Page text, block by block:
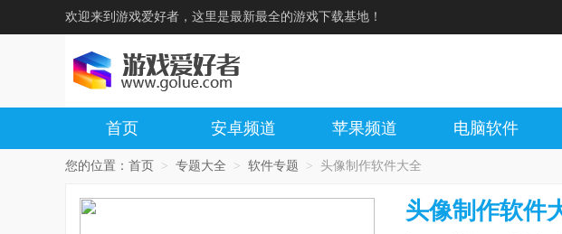
欢迎来到游戏爱好者，这里是最新最全的游戏下载基地！
首页 安卓频道 苹果频道 电脑软件
您的位置： 首页 > 专题大全 > 软件专题 > 头像制作软件大全
头像制作软件